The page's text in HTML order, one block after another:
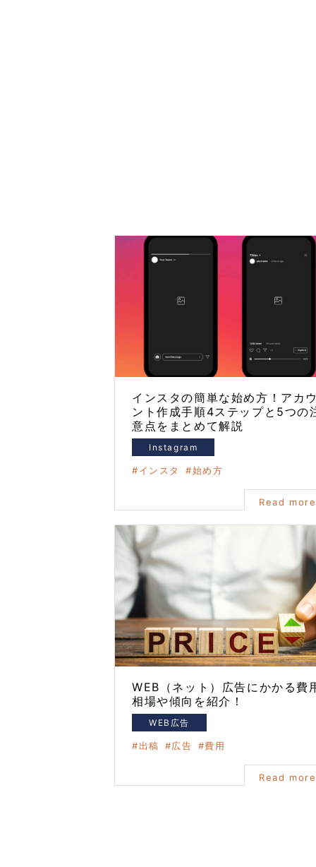
インスタの簡単な始め方！アカ
ント作成手順4ステップと5つの
意点をまとめて解説
Instagram
インスタ 始め方
Read more
WEB（ネット）広告にかかる費
相場や傾向を紹介！
WEB広告
出稿 広告 費用
Read more